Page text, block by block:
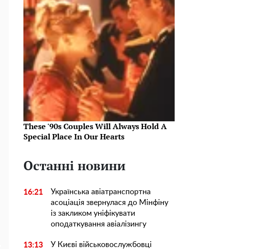
These '90s Couples Will Always Hold A
Special Place In Our Hearts
Останні новини
16:21
Українська авіатранспортна
асоціація звернулася до Мінфіну
із закликом уніфікувати
оподаткування авіалізингу
13:13 У Києві військовослужбовці